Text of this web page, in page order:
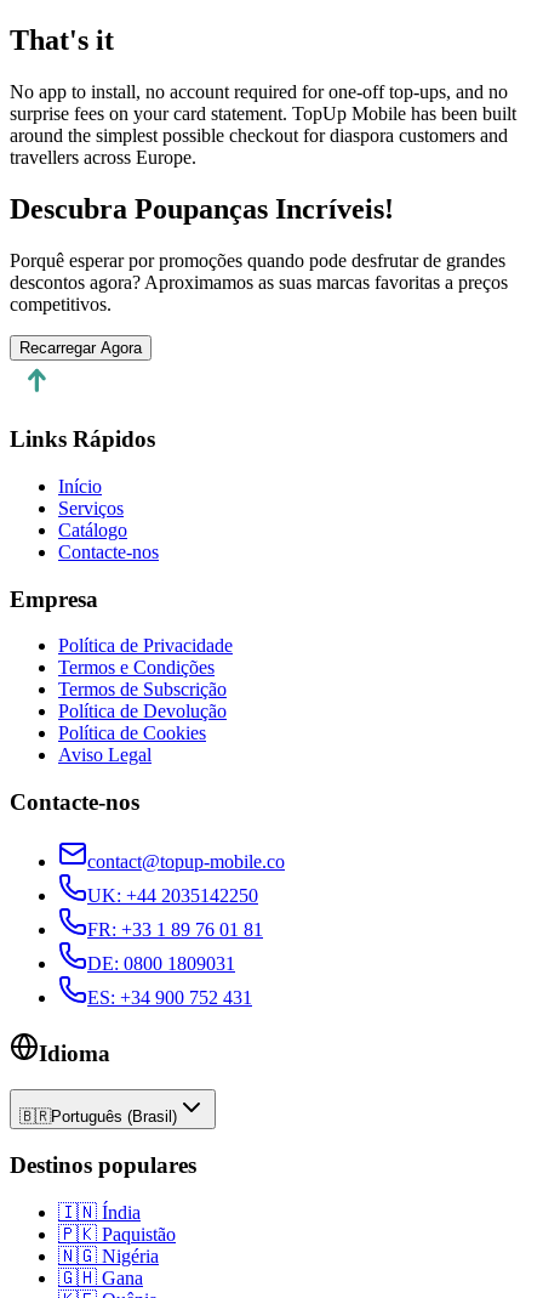
That's it
No app to install, no account required for one-off top-ups, and no
surprise fees on your card statement. TopUp Mobile has been built
around the simplest possible checkout for diaspora customers and
travellers across Europe.
Descubra Poupanças Incríveis!
Porquê esperar por promoções quando pode desfrutar de grandes
descontos agora? Aproximamos as suas marcas favoritas a preços
competitivos.
Recarregar Agora
Links Rápidos
Início
Serviços
Catálogo
Contacte-nos
Empresa
Política de Privacidade
Termos e Condições
Termos de Subscrição
Política de Devolução
Política de Cookies
Aviso Legal
Contacte-nos
contact@topup-mobile.co
UK: +44 2035142250
FR: +33 1 89 76 01 81
DE: 0800 1809031
ES: +34 900 752 431
Idioma
🇧🇷Português (Brasil)
Destinos populares
🇮🇳 Índia
🇵🇰 Paquistão
🇳🇬 Nigéria
🇬🇭 Gana